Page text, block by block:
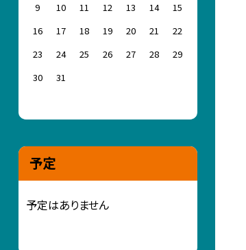
9
10 11 12 13 14
15
16
17 18 19 20 21
22
23
24 25 26 27 28
29
30
31
予定
予定はありません